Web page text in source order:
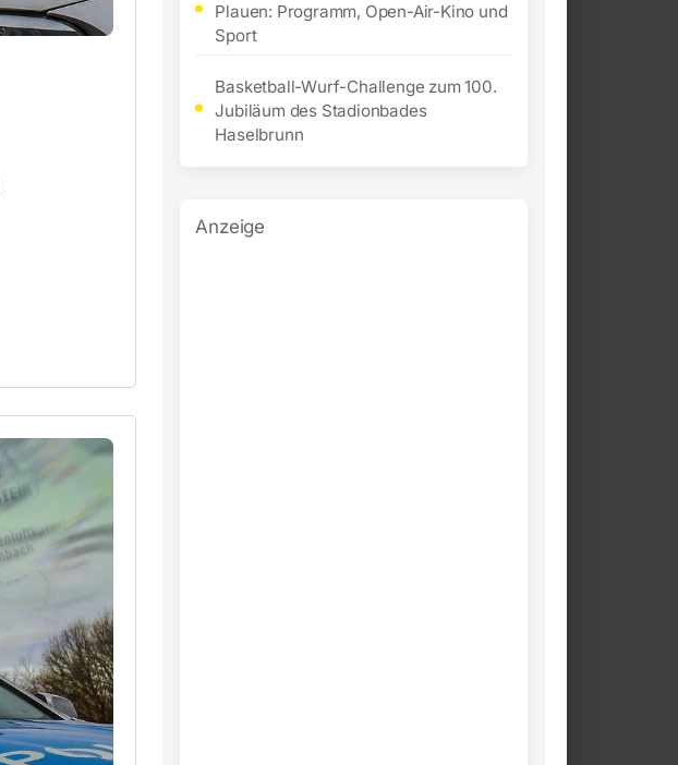
Plauen: Programm, Open-Air-Kino und
Sport
Basketball-Wurf-Challenge zum 100.
Jubiläum des Stadionbades
Haselbrunn
Anzeige